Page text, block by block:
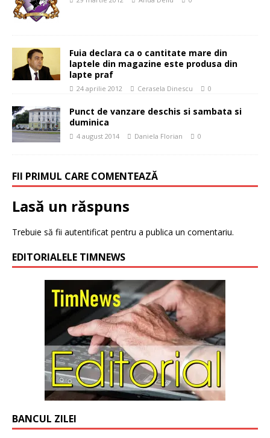
Fuia declara ca o cantitate mare din
laptele din magazine este produsa din
lapte praf
24 aprilie 2012 Cerasela Dinescu 0
Punct de vanzare deschis si sambata si
duminica
4 august 2014 Daniela Florian 0
FII PRIMUL CARE COMENTEAZĂ
Lasă un răspuns
Trebuie să fii autentificat pentru a publica un comentariu.
EDITORIALELE TIMNEWS
BANCUL ZILEI